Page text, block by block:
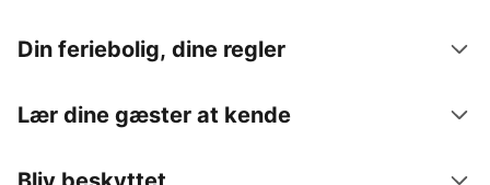
Din feriebolig, dine regler
Lær dine gæster at kende